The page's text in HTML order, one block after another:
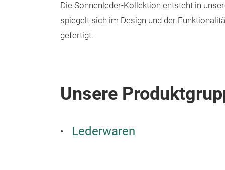
Die Sonnenleder-Kollektion entsteht in
spiegelt sich im Design und der
gefertigt.
Unsere
Lederwaren